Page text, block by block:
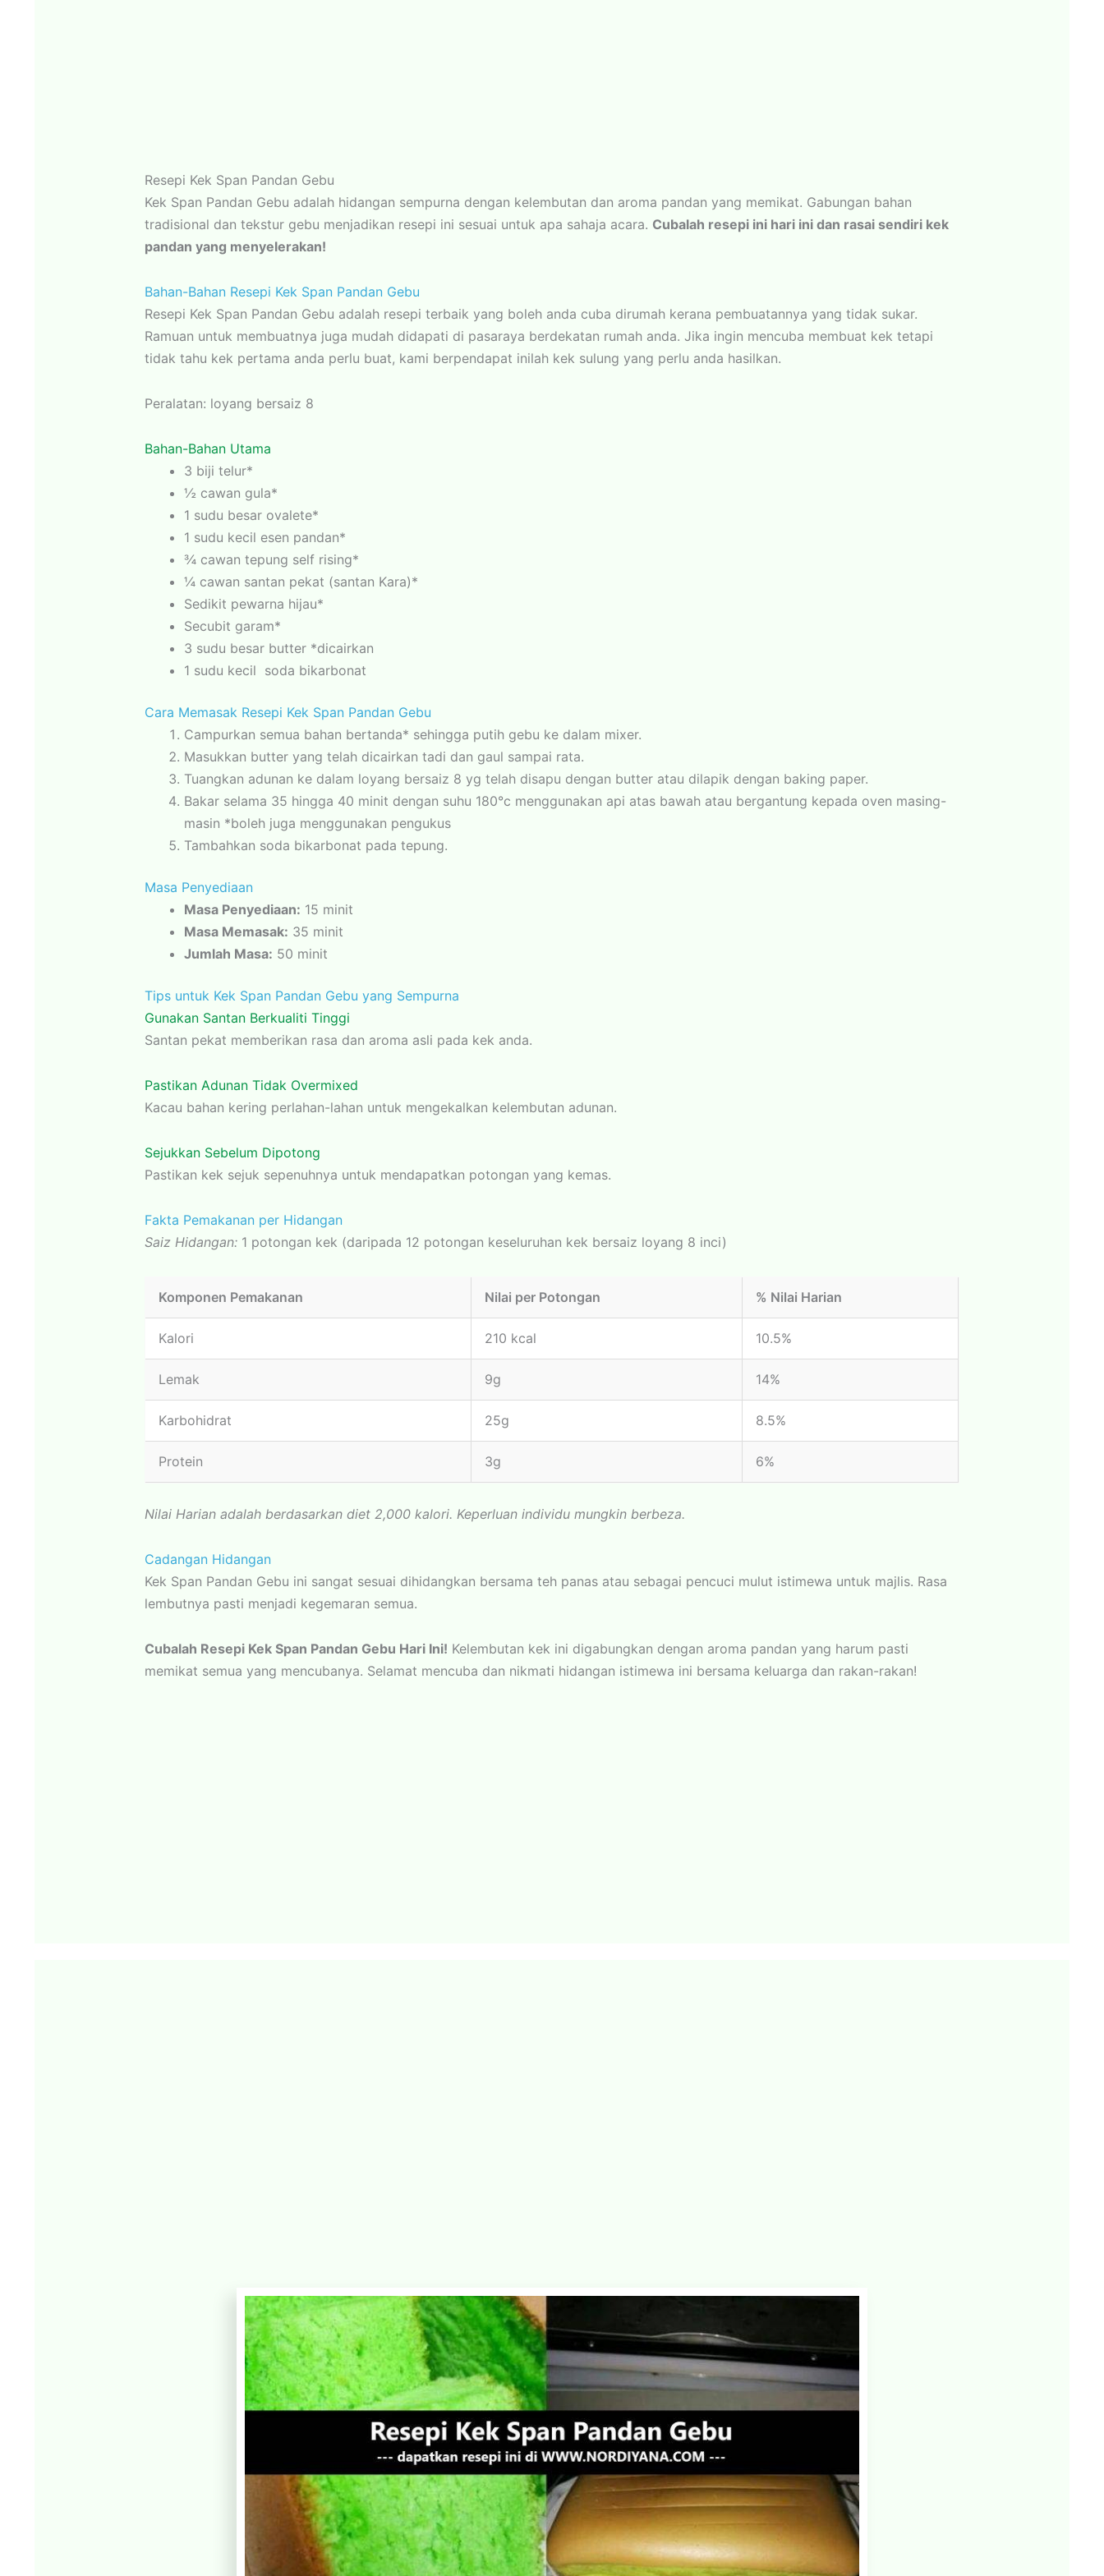
Resepi Kek Span Pandan Gebu
Kek Span Pandan Gebu adalah hidangan sempurna dengan kelembutan dan aroma pandan yang memikat. Gabungan bahan
tradisional dan tekstur gebu menjadikan resepi ini sesuai untuk apa sahaja acara. Cubalah resepi ini hari ini dan rasai sendiri kek
pandan yang menyelerakan!
Bahan-Bahan Resepi Kek Span Pandan Gebu
Resepi Kek Span Pandan Gebu adalah resepi terbaik yang boleh anda cuba dirumah kerana pembuatannya yang tidak sukar.
Ramuan untuk membuatnya juga mudah didapati di pasaraya berdekatan rumah anda. Jika ingin mencuba membuat kek tetapi
tidak tahu kek pertama anda perlu buat, kami berpendapat inilah kek sulung yang perlu anda hasilkan.
Peralatan: loyang bersaiz 8
Bahan-Bahan Utama
3 biji telur*
½ cawan gula*
1 sudu besar ovalete*
1 sudu kecil esen pandan*
¾ cawan tepung self rising*
¼ cawan santan pekat (santan Kara)*
Sedikit pewarna hijau*
Secubit garam*
3 sudu besar butter *dicairkan
1 sudu kecil soda bikarbonat
Cara Memasak Resepi Kek Span Pandan Gebu
Campurkan semua bahan bertanda* sehingga putih gebu ke dalam mixer.
Masukkan butter yang telah dicairkan tadi dan gaul sampai rata.
Tuangkan adunan ke dalam loyang bersaiz 8 yg telah disapu dengan butter atau dilapik dengan baking paper.
Bakar selama 35 hingga 40 minit dengan suhu 180°c menggunakan api atas bawah atau bergantung kepada oven masing-
masin *boleh juga menggunakan pengukus
Tambahkan soda bikarbonat pada tepung.
Masa Penyediaan
Masa Penyediaan: 15 minit
Masa Memasak: 35 minit
Jumlah Masa: 50 minit
Tips untuk Kek Span Pandan Gebu yang Sempurna
Gunakan Santan Berkualiti Tinggi
Santan pekat memberikan rasa dan aroma asli pada kek anda.
Pastikan Adunan Tidak Overmixed
Kacau bahan kering perlahan-lahan untuk mengekalkan kelembutan adunan.
Sejukkan Sebelum Dipotong
Pastikan kek sejuk sepenuhnya untuk mendapatkan potongan yang kemas.
Fakta Pemakanan per Hidangan
Saiz Hidangan: 1 potongan kek (daripada 12 potongan keseluruhan kek bersaiz loyang 8 inci)
Komponen Pemakanan Nilai per Potongan % Nilai Harian
Kalori 210 kcal 10.5%
Lemak 9g 14%
Karbohidrat 25g 8.5%
Protein 3g 6%
Nilai Harian adalah berdasarkan diet 2,000 kalori. Keperluan individu mungkin berbeza.
Cadangan Hidangan
Kek Span Pandan Gebu ini sangat sesuai dihidangkan bersama teh panas atau sebagai pencuci mulut istimewa untuk majlis. Rasa
lembutnya pasti menjadi kegemaran semua.
Cubalah Resepi Kek Span Pandan Gebu Hari Ini! Kelembutan kek ini digabungkan dengan aroma pandan yang harum pasti
memikat semua yang mencubanya. Selamat mencuba dan nikmati hidangan istimewa ini bersama keluarga dan rakan-rakan!